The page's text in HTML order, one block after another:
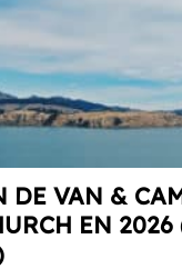
DE VAN &
EN